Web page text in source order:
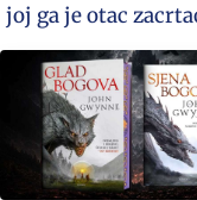
joj ga je otac